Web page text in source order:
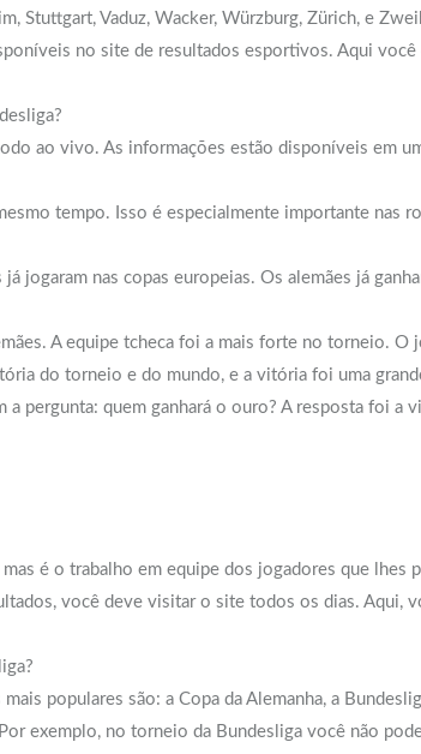
Stuttgart, Vaduz, Wacker, Würzburg, Zürich, e
no site de resultados esportivos. Aqui
ao vivo. As informações estão disponíveis em
tempo. Isso é especialmente importante
jogaram nas copas europeias. Os alemães já
A equipe tcheca foi a mais forte no torneio. O
do torneio e do mundo, e a vitória foi uma
a pergunta: quem ganhará o ouro? A resposta foi
é o trabalho em equipe dos jogadores que lhes
você deve visitar o site todos os dias. Aqui,
populares são: a Copa da Alemanha, a
exemplo, no torneio da Bundesliga você não